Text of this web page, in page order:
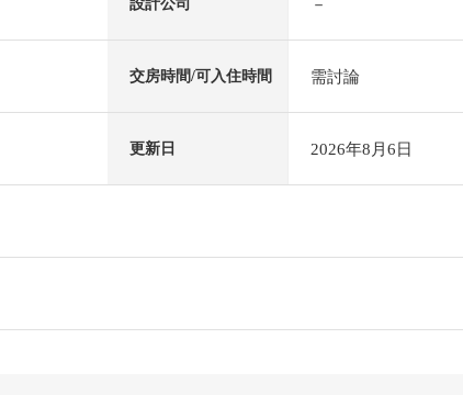
設計公司 －
交房時間/可入住時間 需討論
更新日 2026年8月6日